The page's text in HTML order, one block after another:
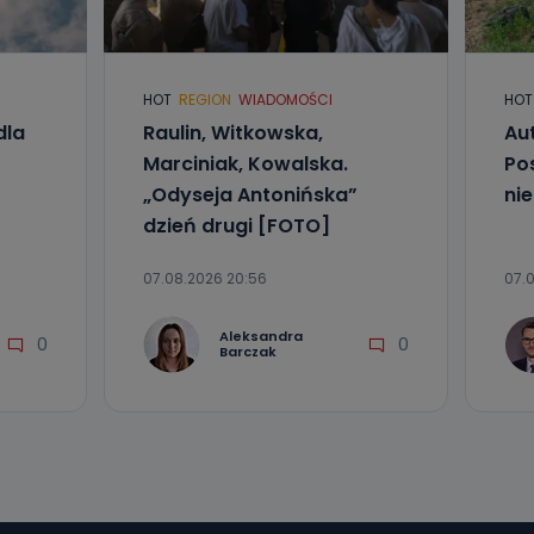
od
żądania
0
HOT REGION WIADOMOŚCI
Raulin, Witkowska,
Marciniak, Kowalska.
„Odyseja Antonińska”
dzień drugi [FOTO]
07.08.2026 20:56
Aleksandra
Barczak
0
HOT